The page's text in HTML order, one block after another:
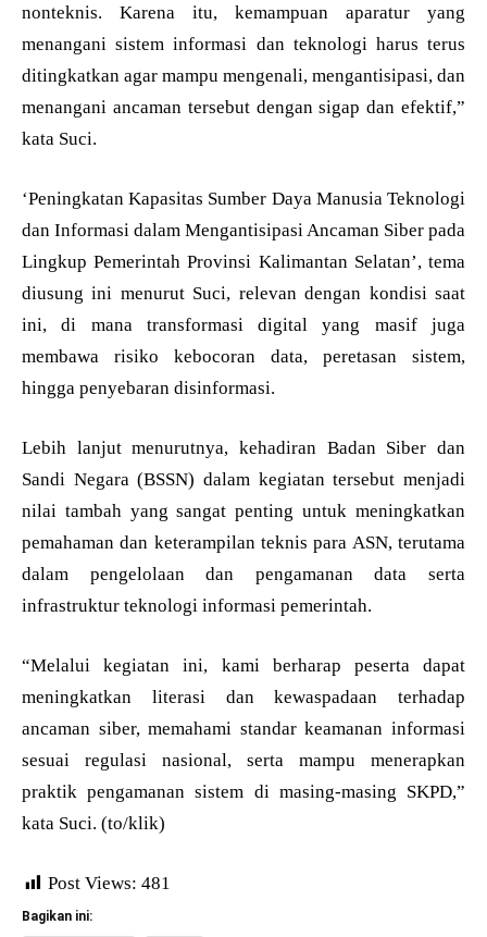
nonteknis. Karena itu, kemampuan aparatur yang
menangani sistem informasi dan teknologi harus terus
ditingkatkan agar mampu mengenali, mengantisipasi, dan
menangani ancaman tersebut dengan sigap dan efektif,”
kata Suci.
‘Peningkatan Kapasitas Sumber Daya Manusia Teknologi
dan Informasi dalam Mengantisipasi Ancaman Siber pada
Lingkup Pemerintah Provinsi Kalimantan Selatan’, tema
diusung ini menurut Suci, relevan dengan kondisi saat
ini, di mana transformasi digital yang masif juga
membawa risiko kebocoran data, peretasan sistem,
hingga penyebaran disinformasi.
Lebih lanjut menurutnya, kehadiran Badan Siber dan
Sandi Negara (BSSN) dalam kegiatan tersebut menjadi
nilai tambah yang sangat penting untuk meningkatkan
pemahaman dan keterampilan teknis para ASN, terutama
dalam pengelolaan dan pengamanan data serta
infrastruktur teknologi informasi pemerintah.
“Melalui kegiatan ini, kami berharap peserta dapat
meningkatkan literasi dan kewaspadaan terhadap
ancaman siber, memahami standar keamanan informasi
sesuai regulasi nasional, serta mampu menerapkan
praktik pengamanan sistem di masing-masing SKPD,”
kata Suci. (to/klik)
Post Views: 481
Bagikan ini: